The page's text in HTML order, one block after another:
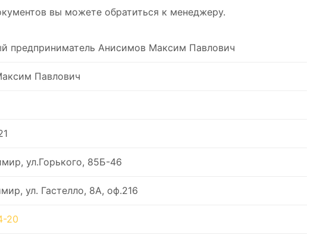
вы можете обратиться к менеджеру.
предприниматель Анисимов Максим Павлович
Павлович
ул.Горького, 85Б-46
ул. Гастелло, 8А, оф.216
20